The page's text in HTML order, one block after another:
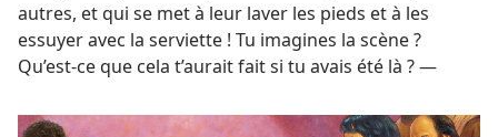
autres, et qui se met à leur laver les pieds et à les
essuyer avec la serviette ! Tu imagines la scène ?
Qu’est-​ce que cela t’aurait fait si tu avais été là ? —